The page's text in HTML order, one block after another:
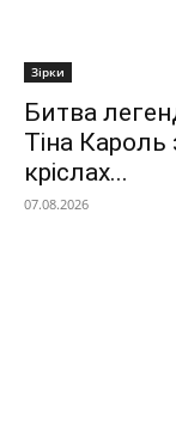
Зірки
Битва
Тіна Кароль
кріслах...
07.08.2026